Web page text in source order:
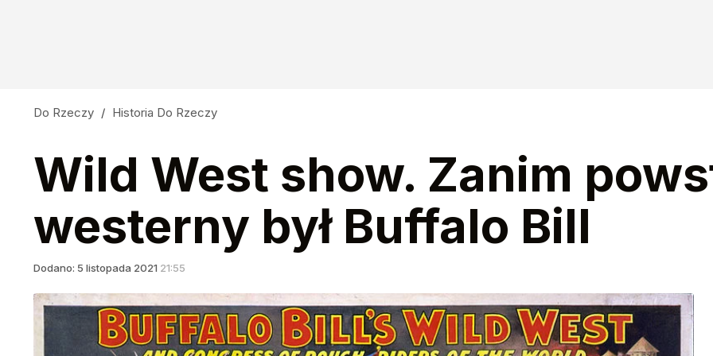
Do Rzeczy / Historia Do Rzeczy
Wild West show. Zanim
westerny był Buffalo Bill
Dodano: 5 listopada 2021 21:55